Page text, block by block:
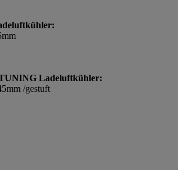
Ladeluftkühler:
/gestuft